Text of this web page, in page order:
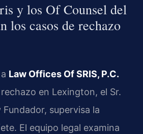
y los Of Counsel del
los casos de rechazo
Law Offices Of SRIS, P.C.
en Lexington, el Sr.
supervisa la
El equipo legal examina